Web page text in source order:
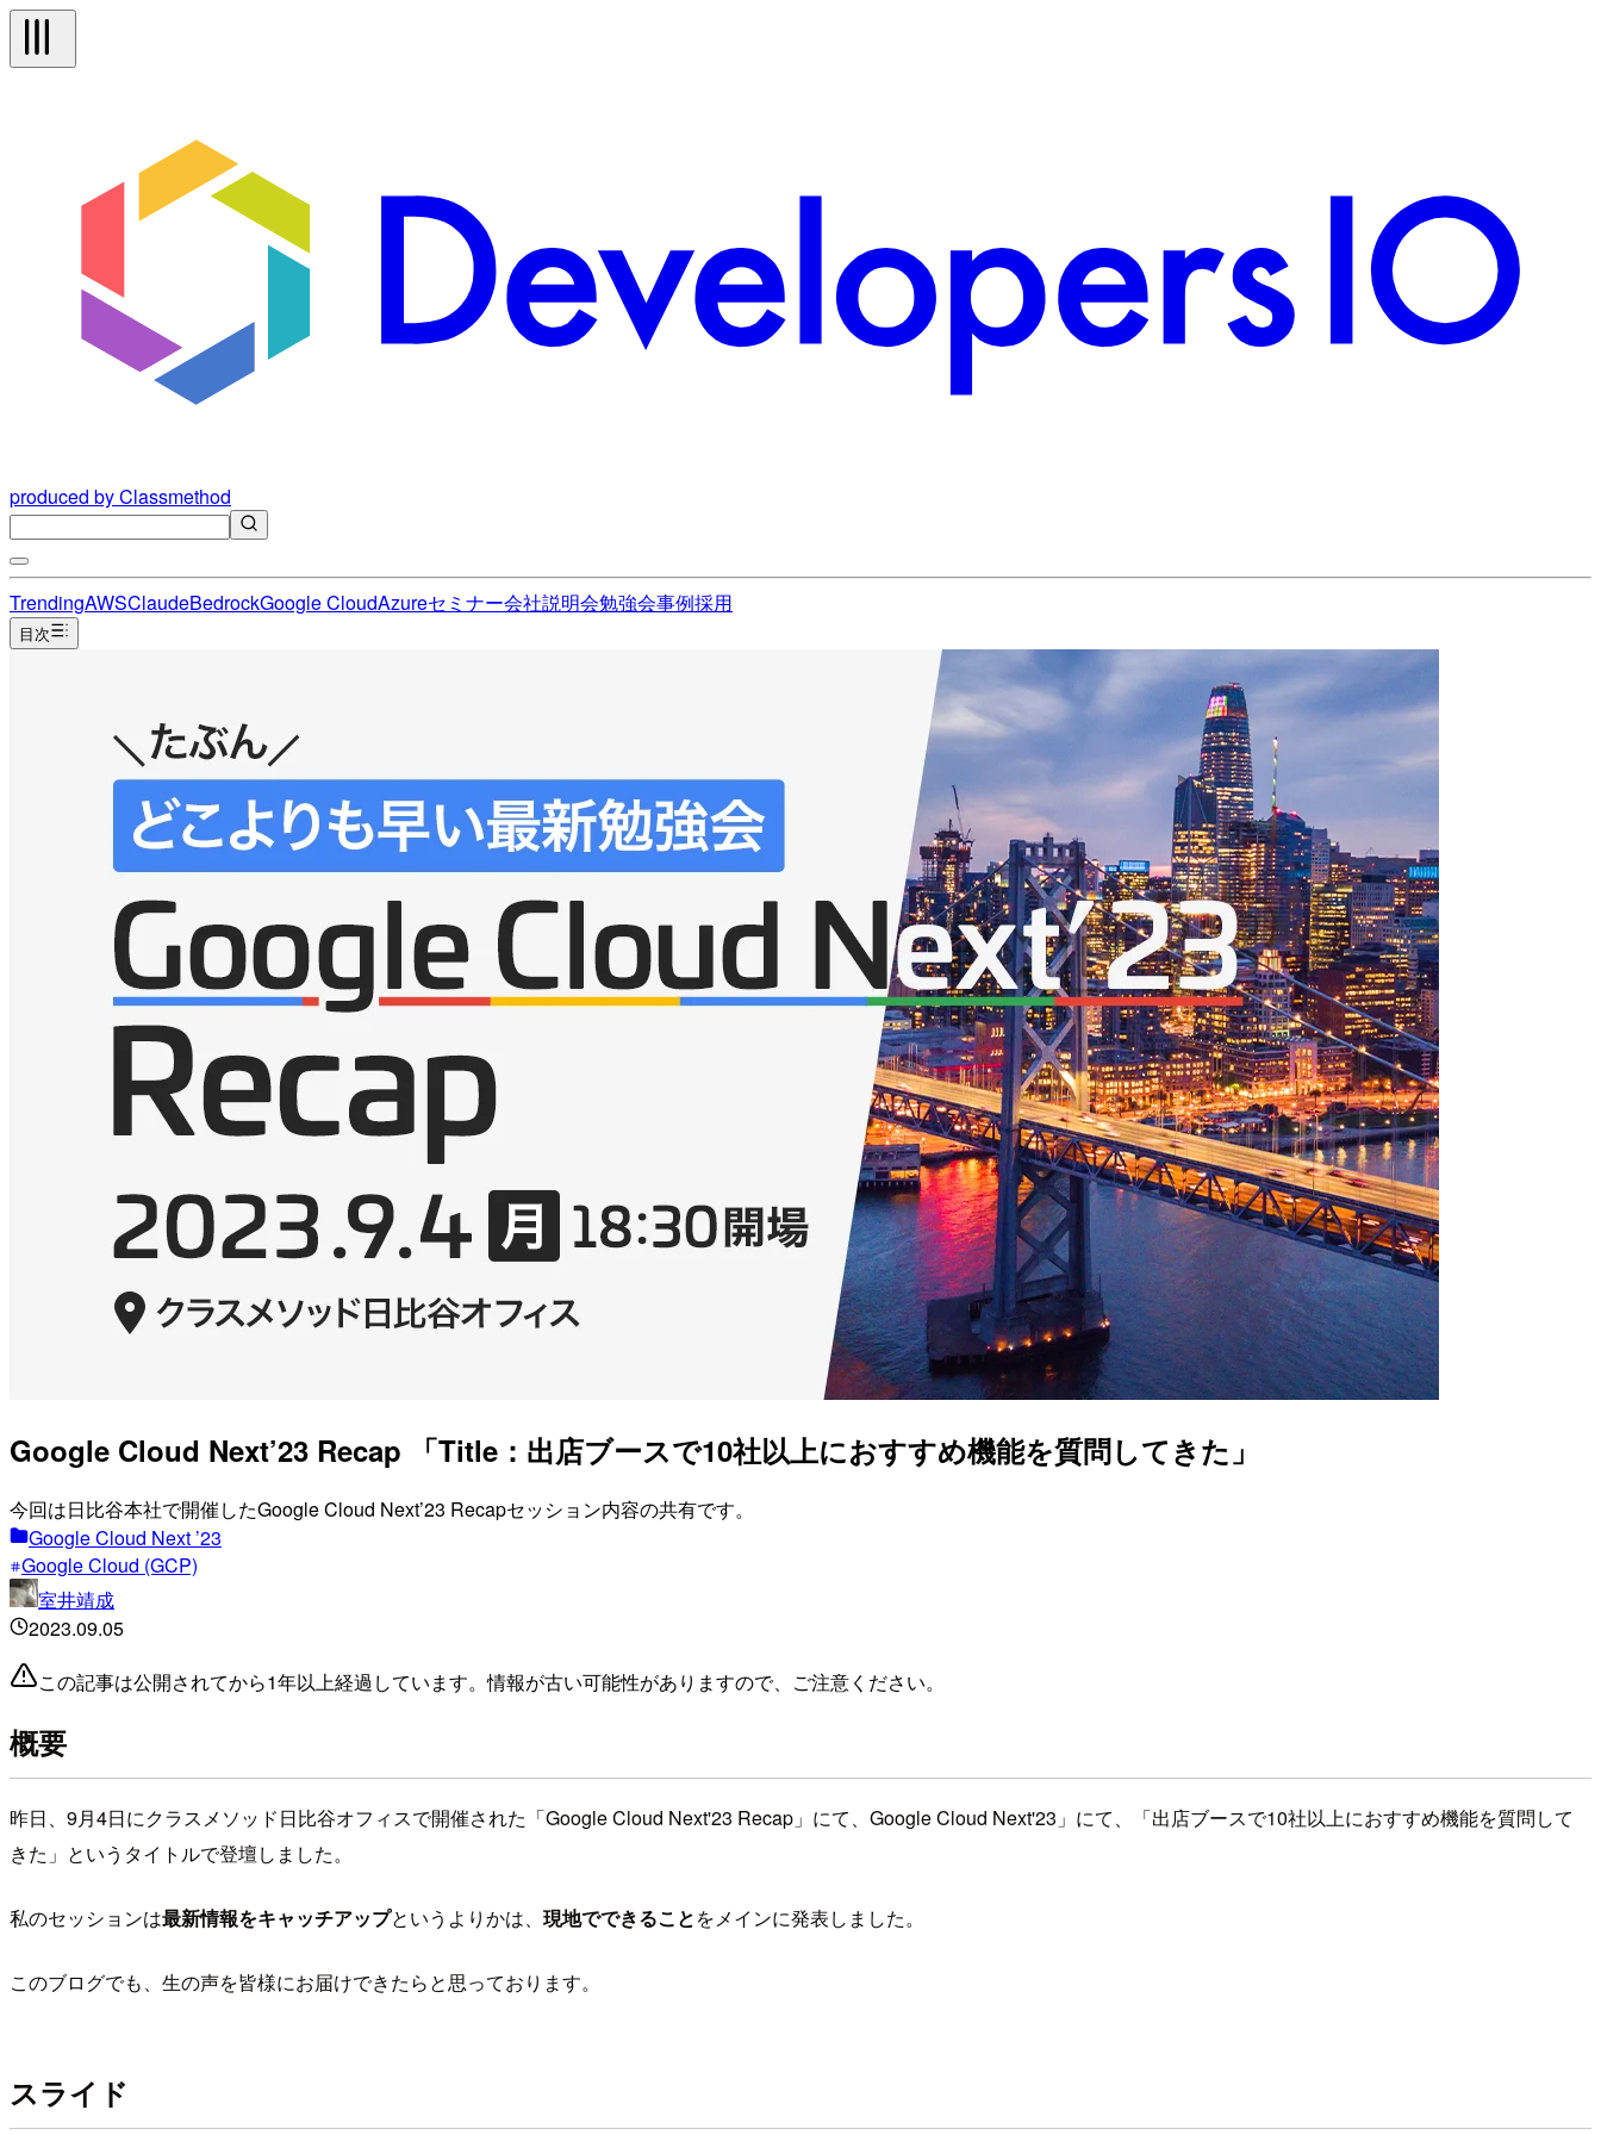
produced by Classmethod
TrendingAWSClaudeBedrockGoogle CloudAzureセミナー会社説明会勉強会事例採用
目次
Google Cloud Next’23 Recap 「Title：出店ブースで10社以上におすすめ機能を質問してきた」
今回は日比谷本社で開催したGoogle Cloud Next’23 Recapセッション内容の共有です。
Google Cloud Next ’23
Google Cloud (GCP)
室井靖成
2023.09.05
この記事は公開されてから1年以上経過しています。情報が古い可能性がありますので、ご注意ください。
概要
昨日、9月4日にクラスメソッド日比谷オフィスで開催された「Google Cloud Next'23 Recap」にて、Google Cloud Next'23」にて、「出店ブースで10社以上におすすめ機能を質問して
きた」というタイトルで登壇しました。
私のセッションは最新情報をキャッチアップというよりかは、 現地でできることをメインに発表しました。
このブログでも、生の声を皆様にお届けできたらと思っております。
スライド